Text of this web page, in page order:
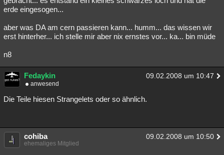
erde eingesogen...
aber was DA am cern passieren kann... humm... das wissen wir
erst hinterher... ich stelle mir aber nix ernstes vor... ka... bin müde
n8
Fedaykin 09.02.2008 um 10:47
anwesend
Die Teile hiesen Strangelets oder so ähnlich.
cohiba 09.02.2008 um 10:50
ehemaliges Mitglied